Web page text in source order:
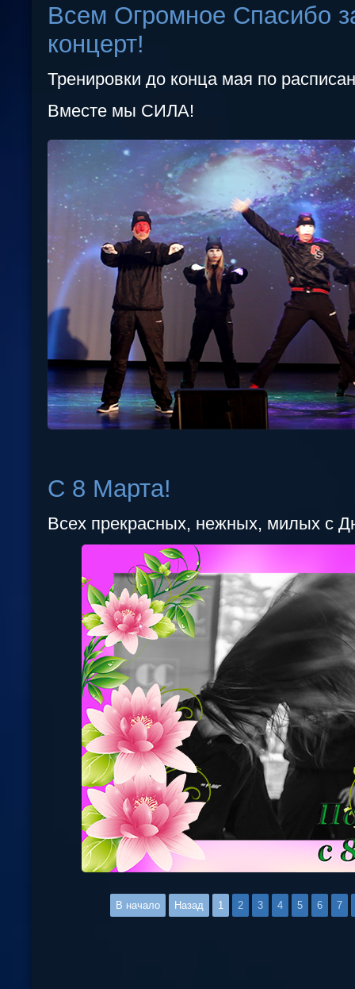
Всем Огромное Спасибо
концерт!
Тренировки до конца мая по
Вместе мы СИЛА!
C 8 Марта!
Всех прекрасных, нежных, милых с
В начало Назад 1 2 3 4 5 6 7